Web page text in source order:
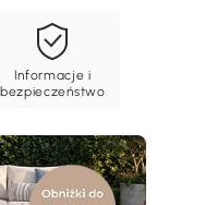
Informacje i
bezpieczeństwo